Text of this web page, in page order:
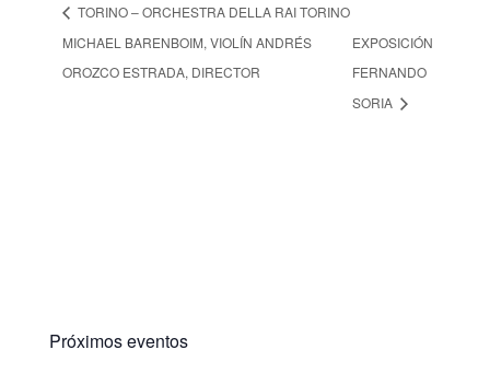
TORINO – ORCHESTRA DELLA RAI TORINO
MICHAEL BARENBOIM, VIOLÍN ANDRÉS
OROZCO ESTRADA, DIRECTOR
EXPOSICIÓN
FERNANDO
SORIA
Próximos eventos